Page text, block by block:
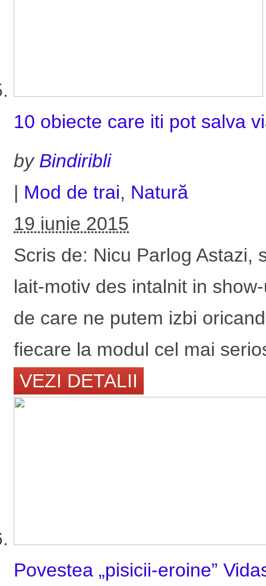
10 obiecte care iti pot salva
by Bindiribli
| Mod de trai, Natură
19 iunie 2015
Scris de: Nicu Parlog Astazi,
lait-motiv des intalnit in
de care ne putem izbi
fiecare la modul cel mai
VEZI DETALII
Povestea „pisicii-eroine”